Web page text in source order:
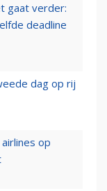
gaat verder:
deadline
dag op rij
op